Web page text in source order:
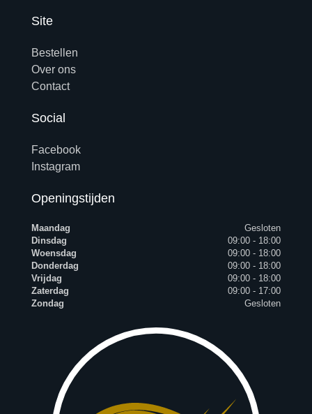
Site
Bestellen
Over ons
Contact
Social
Facebook
Instagram
Openingstijden
Maandag
Gesloten
Dinsdag
09:00 - 18:00
Woensdag
09:00 - 18:00
Donderdag
09:00 - 18:00
Vrijdag
09:00 - 18:00
Zaterdag
09:00 - 17:00
Zondag
Gesloten